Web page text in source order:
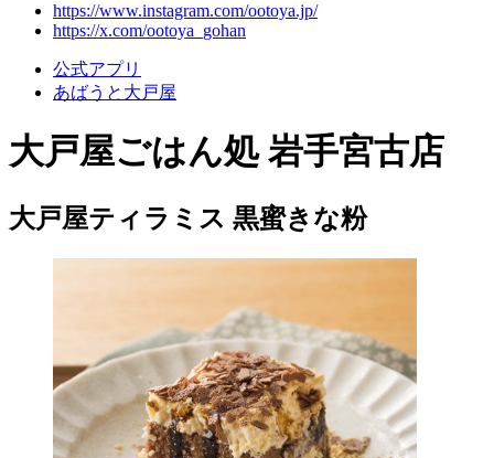
https://www.instagram.com/ootoya.jp/
https://x.com/ootoya_gohan
公式アプリ
あばうと大戸屋
大戸屋ごはん処 岩手宮古店
大戸屋ティラミス 黒蜜きな粉